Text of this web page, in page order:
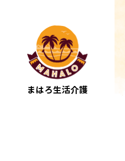
まはろ生活介護